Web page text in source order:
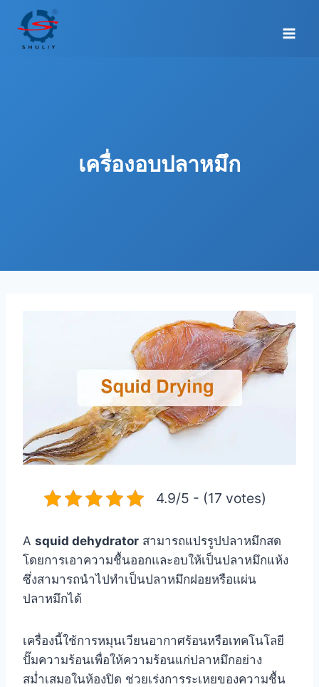
content
เครื่องอบปลาหมึก
4.9/5 - (17 votes)
A squid dehydrator สามารถแปรรูปปลาหมึกสด
โดยการเอาความชื้นออกและอบให้เป็นปลาหมึกแห้ง
ซึ่งสามารถนำไปทำเป็นปลาหมึกฝอยหรือแผ่น
ปลาหมึกได้
เครื่องนี้ใช้การหมุนเวียนอากาศร้อนหรือเทคโนโลยี
ปั๊มความร้อนเพื่อให้ความร้อนแก่ปลาหมึกอย่าง
สม่ำเสมอในห้องปิด ช่วยเร่งการระเหยของความชื้น